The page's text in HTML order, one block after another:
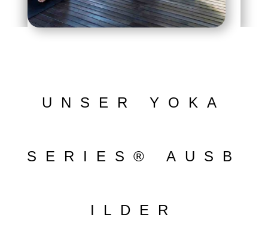
UNSER YOKA
SERIES ® AUSB
ILDER